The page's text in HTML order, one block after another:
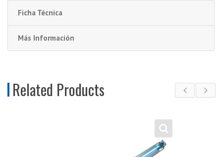
Ficha Técnica
Más Información
Related Products